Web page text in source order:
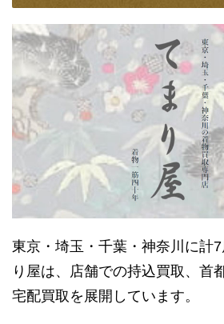
東京・埼玉・千葉・神奈川に計
り屋は、店舗での持込買取、首
宅配買取を展開しています。